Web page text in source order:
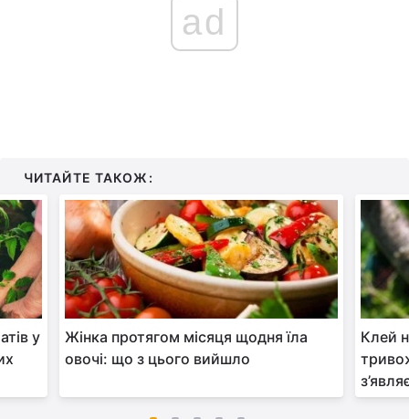
ad
ЧИТАЙТЕ ТАКОЖ:
у
Жінка протягом місяця щодня їла
овочі: що з цього вийшло
Клей